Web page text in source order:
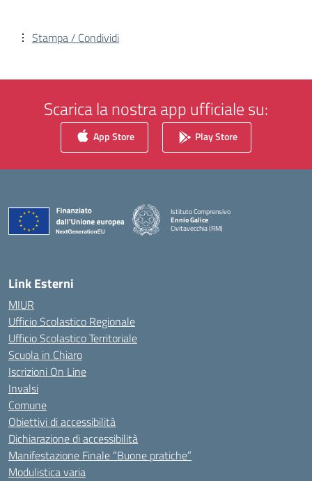
Stampa / Condividi
Scarica la nostra app ufficiale su:
App Store Play Store
Istituto Comprensivo
Ennio Galice
Civitavecchia (RM)
Link Esterni
MIUR
Ufficio Scolastico Regionale
Ufficio Scolastico Territoriale
Scuola in Chiaro
Iscrizioni On Line
Invalsi
Comune
Obiettivi di accessibilità
Dichiarazione di accessibilità
Manifestazione Finale “Buone pratiche”
Modulistica varia